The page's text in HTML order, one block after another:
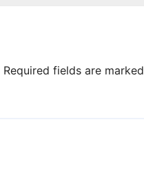
Required fields are marked